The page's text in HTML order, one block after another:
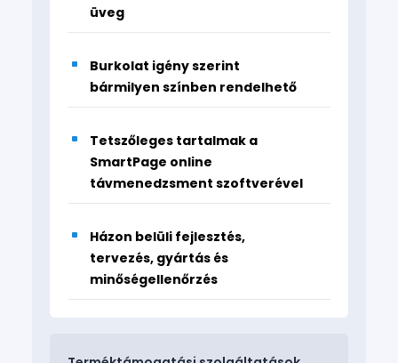
üveg
Burkolat igény szerint
bármilyen színben rendelhető
Tetszőleges tartalmak a
SmartPage online
távmenedzsment szoftverével
Házon belüli fejlesztés,
tervezés, gyártás és
minőségellenőrzés